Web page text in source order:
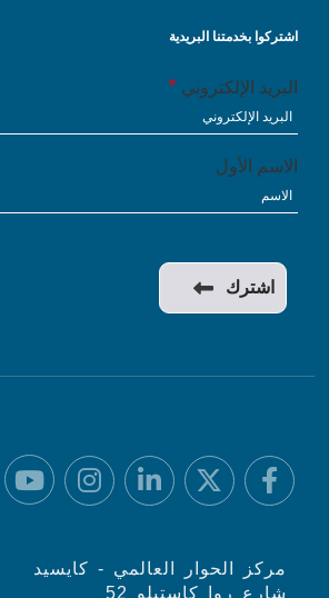
اشتركوا بخدمتنا البريدية
البريد الإلكتروني
الاسم الأول
مركز الحوار العالمي - كايسيد
شارع روا كاستيلو 52